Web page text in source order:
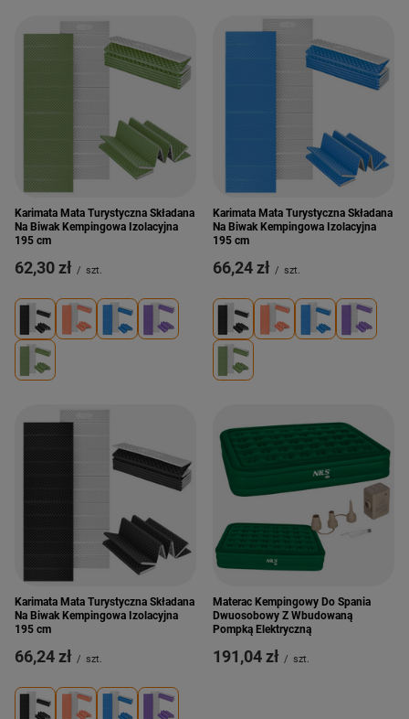
Karimata Mata Turystyczna Składana
Na Biwak Kempingowa Izolacyjna
195 cm
62,30 zł / szt.
Karimata Mata Turystyczna Składana
Na Biwak Kempingowa Izolacyjna
195 cm
66,24 zł / szt.
Karimata Mata Turystyczna Składana
Na Biwak Kempingowa Izolacyjna
195 cm
66,24 zł / szt.
Materac Kempingowy Do Spania
Dwuosobowy Z Wbudowaną
Pompką Elektryczną
191,04 zł / szt.